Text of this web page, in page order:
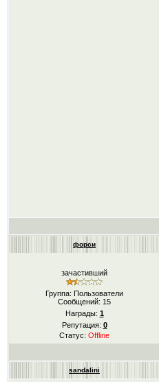
форси
зачастивший
Группа: Пользователи
Сообщений: 15
Награды: 1
Репутация: 0
Статус: Offline
sandalini